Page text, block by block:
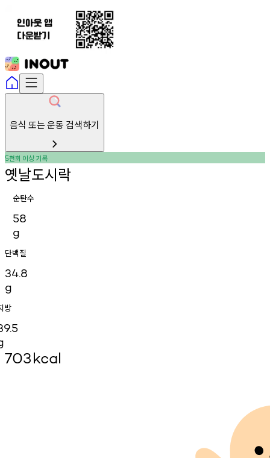
음식 또는 운동 검색하기
5천회 이상기록
옛날도시락
순탄수
58
g
단백질
34.8
g
방
703kcal